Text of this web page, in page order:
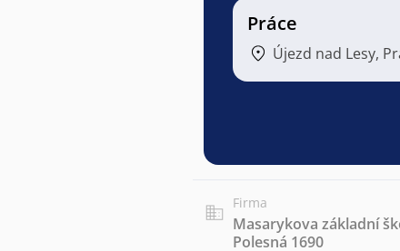
Práce
Újezd nad Lesy,
Firma
Masarykova základní
Polesná 1690